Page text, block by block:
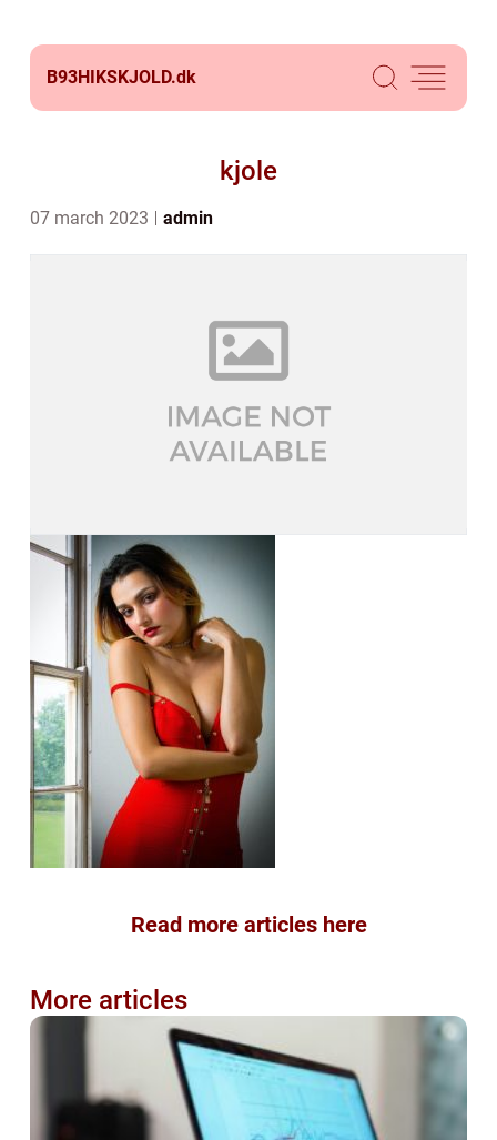
B93HIKSKJOLD.dk
kjole
07 march 2023 admin
Read more articles here
More articles